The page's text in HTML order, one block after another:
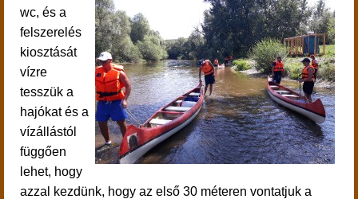
wc, és a
felszerelés
kiosztását
vízre
tesszük a
hajókat és a
vízállástól
függően
lehet, hogy
azzal kezdünk, hogy az első 30 méteren vontatjuk a